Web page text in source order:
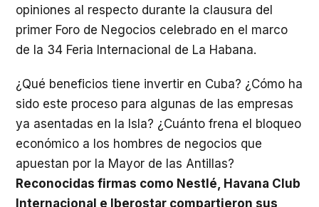
opiniones al respecto durante la clausura del
primer Foro de Negocios celebrado en el marco
de la 34 Feria Internacional de La Habana.
¿Qué beneficios tiene invertir en Cuba? ¿Cómo ha
sido este proceso para algunas de las empresas
ya asentadas en la Isla? ¿Cuánto frena el bloqueo
económico a los hombres de negocios que
apuestan por la Mayor de las Antillas?
Reconocidas firmas como Nestlé, Havana Club
Internacional e Iberostar compartieron sus